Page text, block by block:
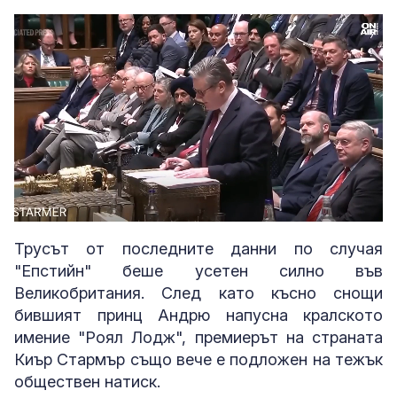
Unmute Loaded
Трусът от последните данни по случая
"Епстийн" беше усетен силно във
Великобритания. След като късно снощи
бившият принц Андрю напусна кралското
имение "Роял Лодж", премиерът на страната
Киър Стармър също вече е подложен на тежък
обществен натиск.